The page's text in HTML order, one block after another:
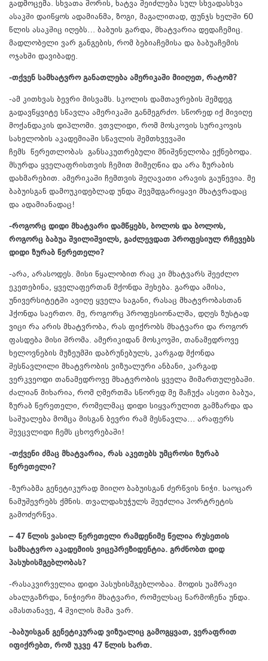
გადმოცემა. სხვათა შორის, ხატვა შეიძლება სულ სხვადასხვა
ასაკში დაიწყოს ადამიანმა, ზოგი, მაგალითად, ფუნჯს ხელში 60
წლის ასაკშიც იღებს… ბაბუის გარდა, მხატვარია დედაჩემიც.
მადლობელი ვარ განგების, რომ ბებიაჩემისა და ბაბუაჩემის
ოჯახში დავიბადე.
-თქვენ სამხატვრო განათლება ამერიკაში მიიღეთ, რატომ?
-ამ კითხვას ბევრი მისვამს. სკოლის დამთავრების შემდეგ
გადავწყვიტე სწავლა ამერიკაში განმეგრძო. სწორედ იქ მივიღე
მოქანდაკის დიპლომი. ვთვლიდი, რომ მოსკოვის სურიკოვის
სახელობის აკადემიაში სწავლის შემთხვევაში
ჩემს წერეთლობას განსაკუთრებული მნიშვნელობა ექნებოდა.
მსურდა ყველაფრისთვის ჩემით მიმეღწია და არა ზურაბის
დახმარებით. ამერიკაში ჩემთვის შეღავათი არავის გაუწევია. მე
ბაბუისგან დამოუკიდებლად უნდა შევმდგარიყავი მხატვრადაც
და ადამიანადაც!
-როგორც დიდი მხატვარი დამწყებს, ბოლოს და ბოლოს,
როგორც ბაბუა შვილიშვილს, გაძლევდათ პროფესიულ რჩევებს
დიდი ზურაბ წერეთელი?
-არა, არასოდეს. მისი წყალობით რაც კი მხატვარს შეეძლო
ეკეთებინა, ყველაფერთან მქონდა შეხება. გარდა ამისა,
უნივერსიტეტში ავიღე ყველა საგანი, რასაც მხატვრობასთან
ჰქონდა საერთო. მე, როგორც პროფესიონალმა, დღეს ზუსტად
ვიცი რა არის მხატვრობა, რას ფიქრობს მხატვარი და როგორ
ფასდება მისი შრომა. ამერიკიდან მოსკოვში, თანამედროვე
ხელოვნების მუზეუმში დაბრუნებულს, კარგად მქონდა
შესწავლილი მხატვრობის ვიზუალური ანბანი, კარგად
ვერკვეოდი თანამედროვე მხატვრობის ყველა მიმართულებაში.
ძალიან მიხარია, რომ ღმერთმა სწორედ მე მაჩუქა ასეთი ბაბუა,
ზურაბ წერეთელი, რომელმაც დიდი სიყვარულით გამზარდა და
საშუალება მომცა მისგან ბევრი რამ მესწავლა… არაფერს
შევცვლიდი ჩემს ცხოვრებაში!
-თქვენი ძმაც მხატვარია, რას აკეთებს უმცროსი ზურაბ
წერეთელი?
-ზურაბმა გენეტიკურად მიიღო ბაბუისგან ძერწვის ნიჭი. საოცარ
ნამუშევრებს ქმნის. თვალდახუჭულს შეუძლია პორტრეტის
გამოძერწვა.
– 47 წლის ვასილ წერეთელი რამდენიმე წელია რუსეთის
სამხატვრო აკადემიის ვიცეპრეზიდენტია. გრძნობთ დიდ
პასუხისმგებლობას?
-რასაკვირველია დიდი პასუხისმგებლობაა. მოდის უამრავი
ახალგაზრდა, ნიჭიერი მხატვარი, რომელსაც წარმოჩენა უნდა.
ამასთანავე, 4 შვილის მამა ვარ.
-ბაბუისგან გენეტიკურად ვიზუალიც გამოგყვათ, ვერაფრით
იფიქრებთ, რომ უკვე 47 წლის ხართ.